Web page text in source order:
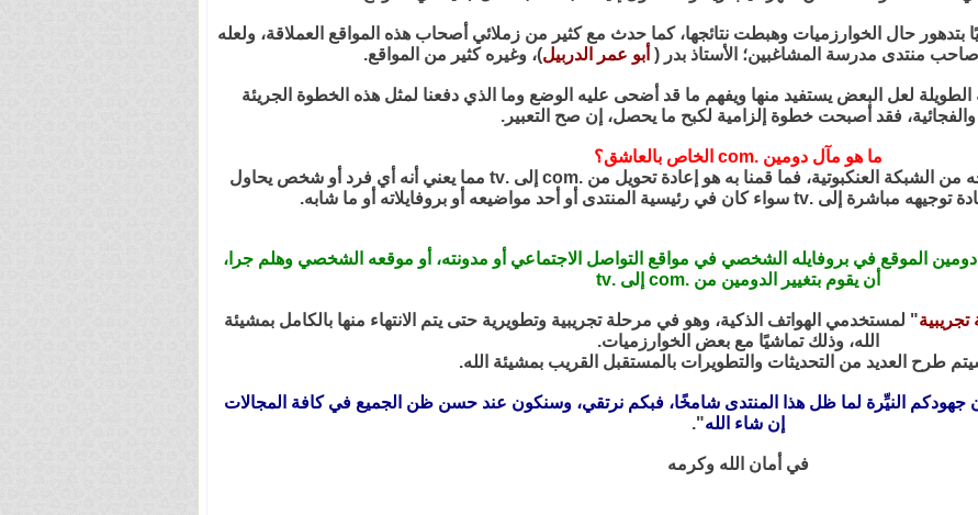
بتدهور حال الخوارزميات وهبطت نتائجها، كما حدث مع كثير من زملائي أصحاب هذه المواقع العملاقة، ولعله
منتدى مدرسة المشاغبين؛ الأستاذ بدر ( أبو عمر الدربيل)، وغيره كثير من المواقع.
لعل البعض يستفيد منها ويفهم ما قد أضحى عليه الوضع وما الذي دفعنا لمثل هذه الخطوة الجريئة
والفجائية، فقد أصبحت خطوة إلزامية لكبح ما يحصل، إن صح التعبير.
ما هو مآل دومين .com الخاص بالعاشق؟
دومين .com لم ولن يتم إزالته أو مسحه من الشبكة العنكبوتية، فما قمنا به هو إعادة تحويل من .com إلى .tv مما يعني أنه أي فرد أو شخص يحاول
الموقع في بروفايله الشخصي في مواقع التواصل الاجتماعي أو مدونته، أو موقعه الشخصي وهلم جرا،
أن يقوم بتغيير الدومين من .com إلى .tv
" لمستخدمي الهواتف الذكية، وهو في مرحلة تجريبية وتطويرية حتى يتم الانتهاء منها بالكامل بمشيئة
الله، وذلك تماشيًا مع بعض الخوارزميات.
طرح العديد من التحديثات والتطويرات بالمستقبل القريب بمشيئة الله.
جهودكم النيِّرة لما ظل هذا المنتدى شامخًا، فبكم نرتقي، وسنكون عند حسن ظن الجميع في كافة المجالات
إن شاء الله".
في أمان الله وكرمه